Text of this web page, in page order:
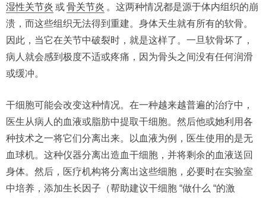
湿性关节炎 或骨关节炎 。这两种情况都是源于体内组织的崩
溃，而这些组织无法得到重建。身体天生就有所有的软骨。
因此，当它在关节中破裂时，就是这样了。一旦软骨坏了，
病人就会感到极度不适或疼痛，因为骨头之间没有任何润滑
或缓冲。
干细胞可能会改变这种情况。在一种越来越普遍的治疗中，
医生从病人的血液或脂肪中提取干细胞。然后他或她利用各
种技术之一将它们分离出来。以血液为例，医生使用的是无
血球机。这种仪器分离出造血干细胞，并将剩余的血液送回
身体。然后，医疗机构将分离出这些细胞，必要时在实验室
中培养，添加生长因子（帮助建议干细胞 “做什么 “的激